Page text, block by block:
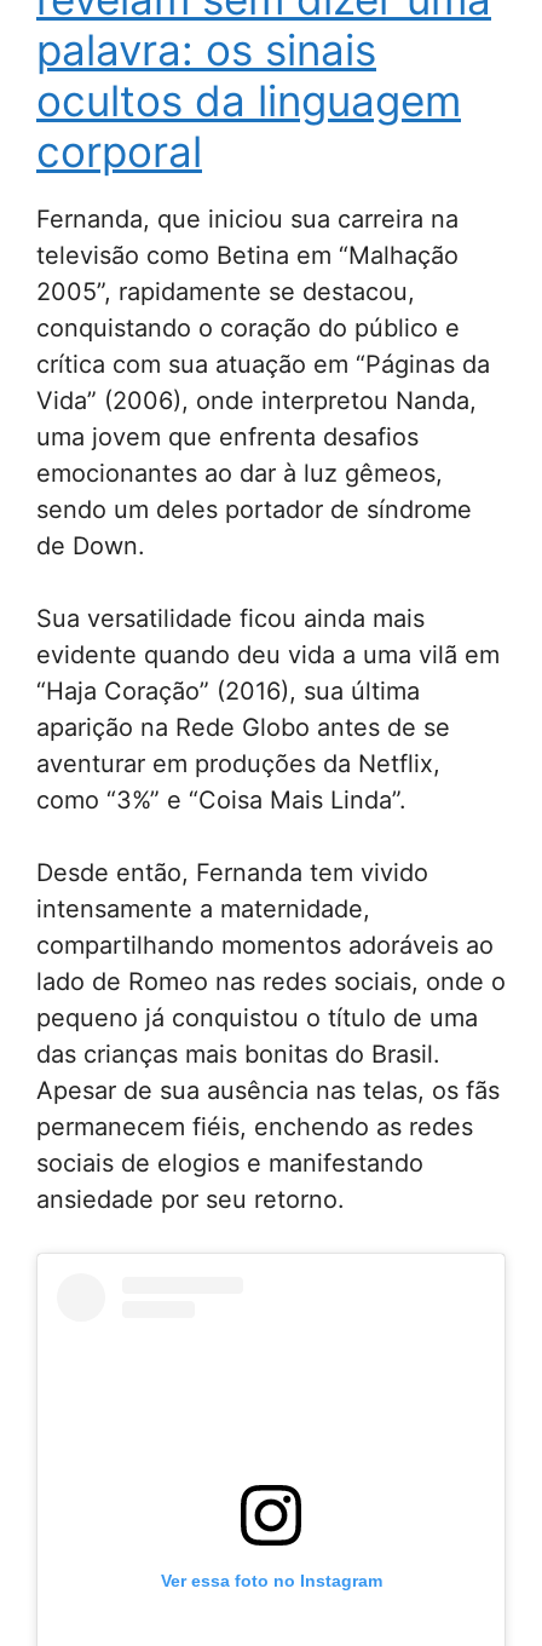
palavra: os sinais
ocultos da linguagem
corporal
Fernanda, que iniciou sua carreira na
televisão como Betina em “Malhação
2005”, rapidamente se destacou,
conquistando o coração do público e
crítica com sua atuação em “Páginas da
Vida” (2006), onde interpretou Nanda,
uma jovem que enfrenta desafios
emocionantes ao dar à luz gêmeos,
sendo um deles portador de síndrome
de Down.
Sua versatilidade ficou ainda mais
evidente quando deu vida a uma vilã em
“Haja Coração” (2016), sua última
aparição na Rede Globo antes de se
aventurar em produções da Netflix,
como “3%” e “Coisa Mais Linda”.
Desde então, Fernanda tem vivido
intensamente a maternidade,
compartilhando momentos adoráveis ao
lado de Romeo nas redes sociais, onde o
pequeno já conquistou o título de uma
das crianças mais bonitas do Brasil.
Apesar de sua ausência nas telas, os fãs
permanecem fiéis, enchendo as redes
sociais de elogios e manifestando
ansiedade por seu retorno.
Ver essa foto no Instagram